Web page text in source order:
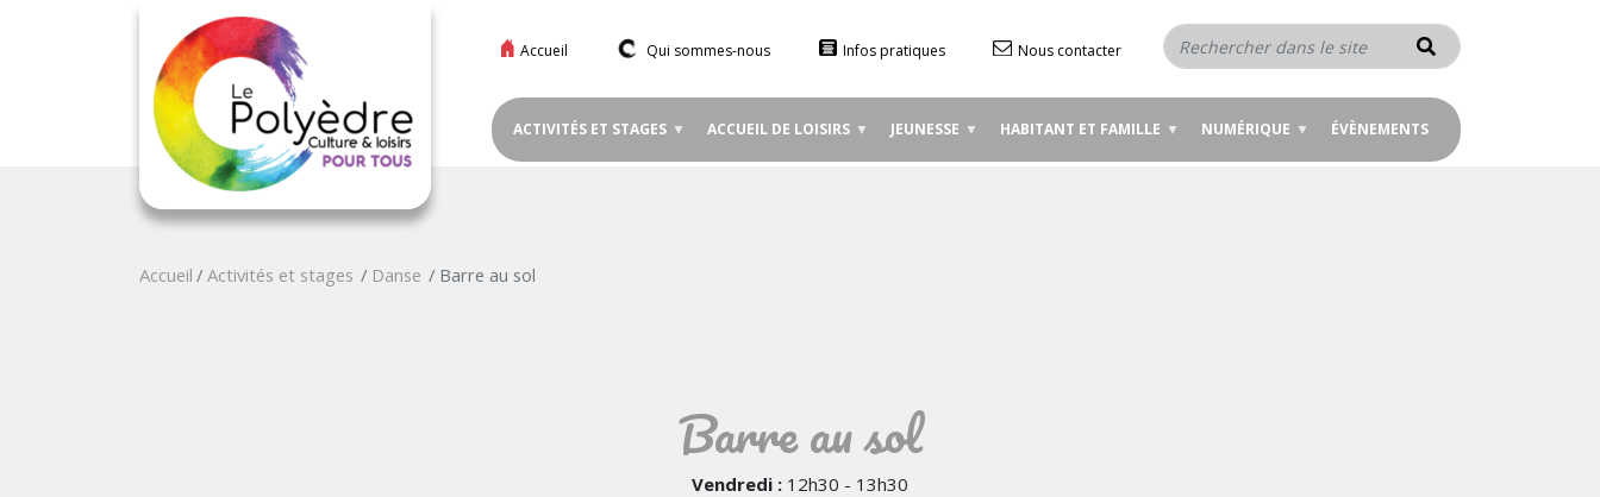
au
principal
Accueil Qui sommes-nous Infos pratiques Nous contacter Rechercher
ACTIVITÉS ET STAGES ACCUEIL DE LOISIRS JEUNESSE HABITANT ET FAMILLE NUMÉRIQUE ÉVÈNEMENTS
Accueil Activités et stages Danse Barre au sol
Barre au sol
Vendredi : 12h30 - 13h30